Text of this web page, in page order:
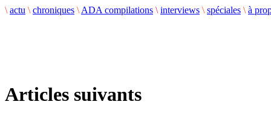
\ actu \ chroniques \ ADA compilations \ interviews \ spéciales \ à
Articles suivants